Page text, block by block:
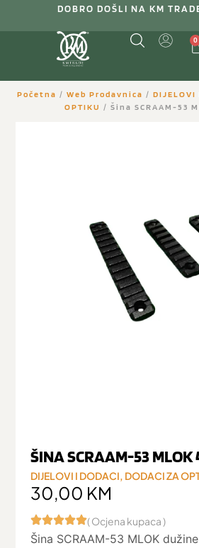
DOBRO DOŠLI NA KM
0
Početna / Web Prodavnica / DIJELOVI
OPTIKU / Šina SCRAAM-53
ŠINA SCRAAM-53 MLOK
DIJELOVI I DODACI, DODACI ZA
30,00 KM
( Ocjena kupaca )
Šina SCRAAM-53 MLOK